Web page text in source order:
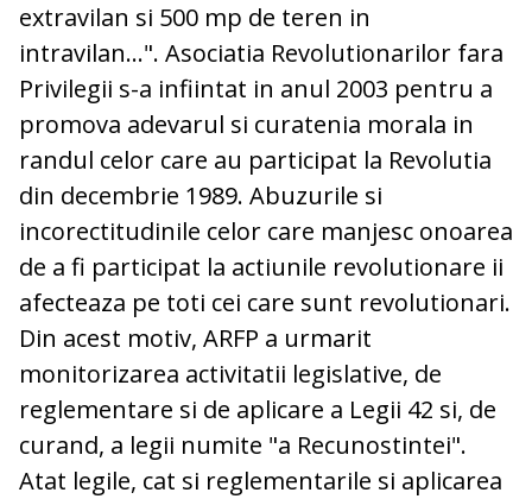
extravilan si 500 mp de teren in
intravilan...". Asociatia Revolutionarilor fara
Privilegii s-a infiintat in anul 2003 pentru a
promova adevarul si curatenia morala in
randul celor care au participat la Revolutia
din decembrie 1989. Abuzurile si
incorectitudinile celor care manjesc onoarea
de a fi participat la actiunile revolutionare ii
afecteaza pe toti cei care sunt revolutionari.
Din acest motiv, ARFP a urmarit
monitorizarea activitatii legislative, de
reglementare si de aplicare a Legii 42 si, de
curand, a legii numite "a Recunostintei".
Atat legile, cat si reglementarile si aplicarea